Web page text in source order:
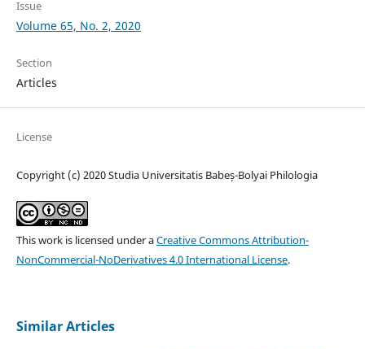
Issue
Volume 65, No. 2, 2020
Section
Articles
License
Copyright (c) 2020 Studia Universitatis Babeș-Bolyai Philologia
This work is licensed under aCreative Commons Attribution-
NonCommercial-NoDerivatives 4.0 International License.
Similar Articles